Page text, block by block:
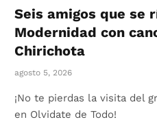
Seis amigos que se
Modernidad con
Chirichota
agosto 5, 2026
¡No te pierdas la visita del
en Olvidate de Todo!